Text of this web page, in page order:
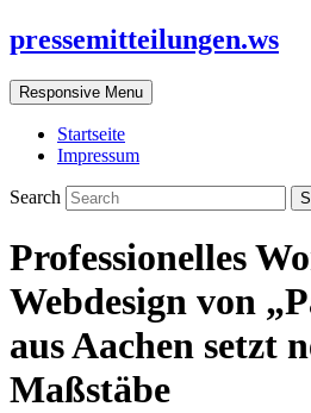
pressemitteilungen.ws
Responsive Menu
Startseite
Impressum
Search
Professionelles
Webdesign von
aus Aachen setzt
Maßstäbe